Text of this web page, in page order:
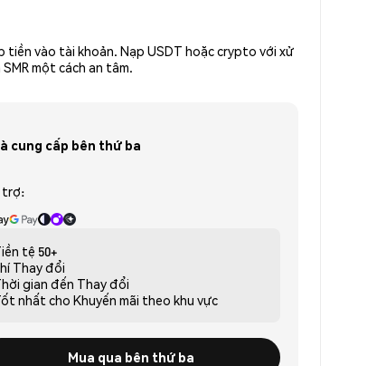
vào tài khoản. Nạp USDT hoặc crypto với xử
một cách an tâm.
cung cấp bên thứ ba
trợ:
tệ 50+
Thay đổi
gian đến Thay đổi
nhất cho Khuyến mãi theo khu vực
Mua qua bên thứ ba